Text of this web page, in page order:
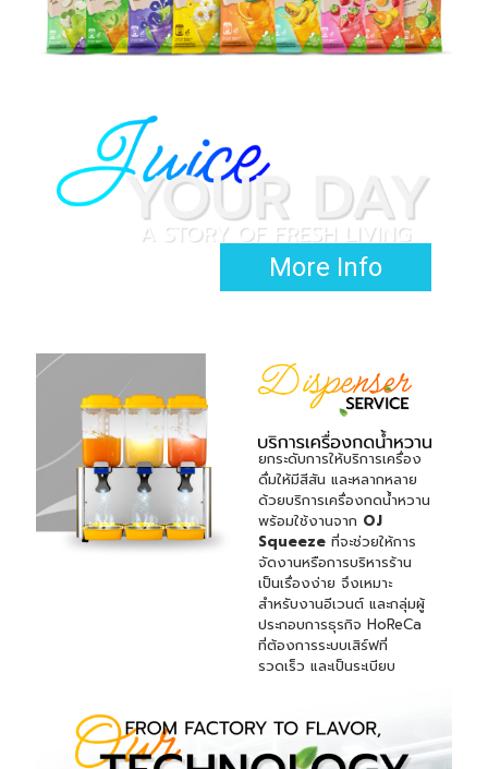
More Info
ยกระดับการให้บริการเครื่อง
ดื่มให้มีสีสัน และหลากหลาย
ด้วยบริการเครื่องกดน้ำหวาน
พร้อมใช้งานจาก OJ
Squeezeที่จะช่วยให้การ
จัดงานหรือการบริหารร้าน
เป็นเรื่องง่าย จึงเหมาะ
สำหรับงานอีเวนต์ และกลุ่มผู้
ประกอบการธุรกิจ HoReCa
ที่ต้องการระบบเสิร์ฟที่
รวดเร็ว และเป็นระเบียบ